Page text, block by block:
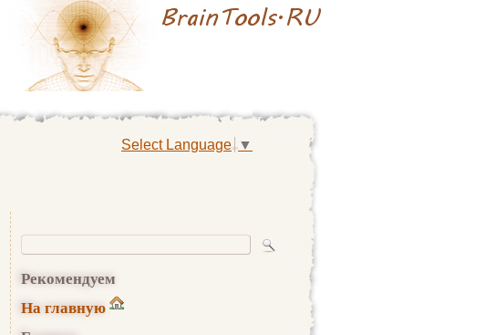
Select Language ▼
Рекомендуем
На главную